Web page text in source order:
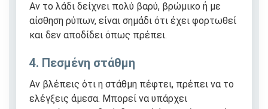
Αν το λάδι δείχνει πολύ βαρύ, βρώμικο ή με
αίσθηση ρύπων, είναι σημάδι ότι έχει φορτωθεί
και δεν αποδίδει όπως πρέπει.
4. Πεσμένη στάθμη
Αν βλέπεις ότι η στάθμη πέφτει, πρέπει να το
ελέγξεις άμεσα. Μπορεί να υπάρχει